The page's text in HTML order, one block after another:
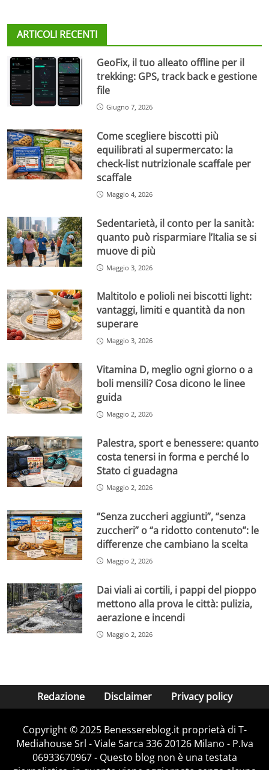
ARTICOLI RECENTI
GeoFix, il tuo alleato offline per il
trekking: GPS, track back e gestione
file
Giugno 7, 2026
Come scegliere biscotti più
equilibrati al supermercato: la
check-list nutrizionale scaffale per
scaffale
Maggio 4, 2026
Sedentarietà, il conto per la sanità:
quanto può risparmiare l’Italia se si
muove di più
Maggio 3, 2026
Maltitolo e polioli nei biscotti light:
vantaggi, limiti e quantità da non
superare
Maggio 3, 2026
Vitamina D, meglio ogni giorno o a
boli mensili? Cosa dicono le linee
guida
Maggio 2, 2026
Palestra, sport e benessere: quanto
costa tenersi in forma e perché lo
Stato ci guadagna
Maggio 2, 2026
“Senza zuccheri aggiunti”, “senza
zuccheri” o “a ridotto contenuto”: le
differenze che cambiano la scelta
Maggio 2, 2026
Dai viali ai cortili, i pappi del pioppo
mettono alla prova le città: pulizia,
aerazione e incendi
Maggio 2, 2026
Redazione Disclaimer Privacy policy
Copyright © 2025 Benessereblog.it proprietà di T-
Mediahouse Srl - Viale Sarca 336 20126 Milano - P.Iva
06933670967 - Questo blog non è una testata